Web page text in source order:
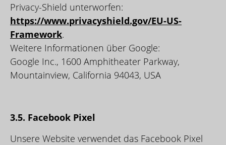
Privacy-Shield unterworfen:
https://www.privacyshield.gov/EU-US-
Framework.
Weitere Informationen über Google:
Google Inc., 1600 Amphitheater Parkway,
Mountainview, California 94043, USA
3.5. Facebook Pixel
Unsere Website verwendet das Facebook Pixel